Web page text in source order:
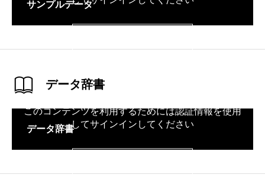
サンプルデータ
データ辞書
データ辞書
このコンテンツを利用するためには認証情報を使用
してサインインしてください